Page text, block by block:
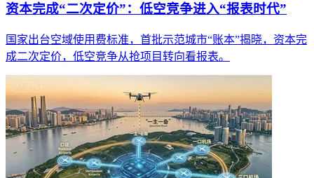
资本完成“二次定价”：低空竞争进入“报表时代”
国家出台空域使用费标准，首批示范城市“账本”揭晓，资本完
成二次定价，低空竞争从抢项目转向看报表。